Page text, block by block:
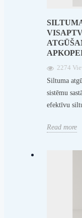
2274
Siltuma
sistēmu
efektīvu
Read more